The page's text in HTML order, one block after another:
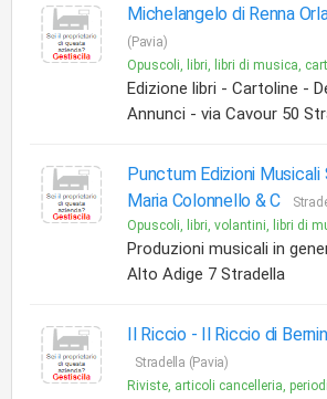
Michelangelo di Renna
(Pavia)
Opuscoli, libri, libri di musica,
Edizione libri - Cartoline -
Annunci - via Cavour 50
Punctum Edizioni Musicali
Maria Colonnello & C
Opuscoli, libri, volantini, libri di
Produzioni musicali in
Alto Adige 7 Stradella
Il Riccio - Il Riccio di
Stradella (Pavia)
Riviste, articoli cancelleria,